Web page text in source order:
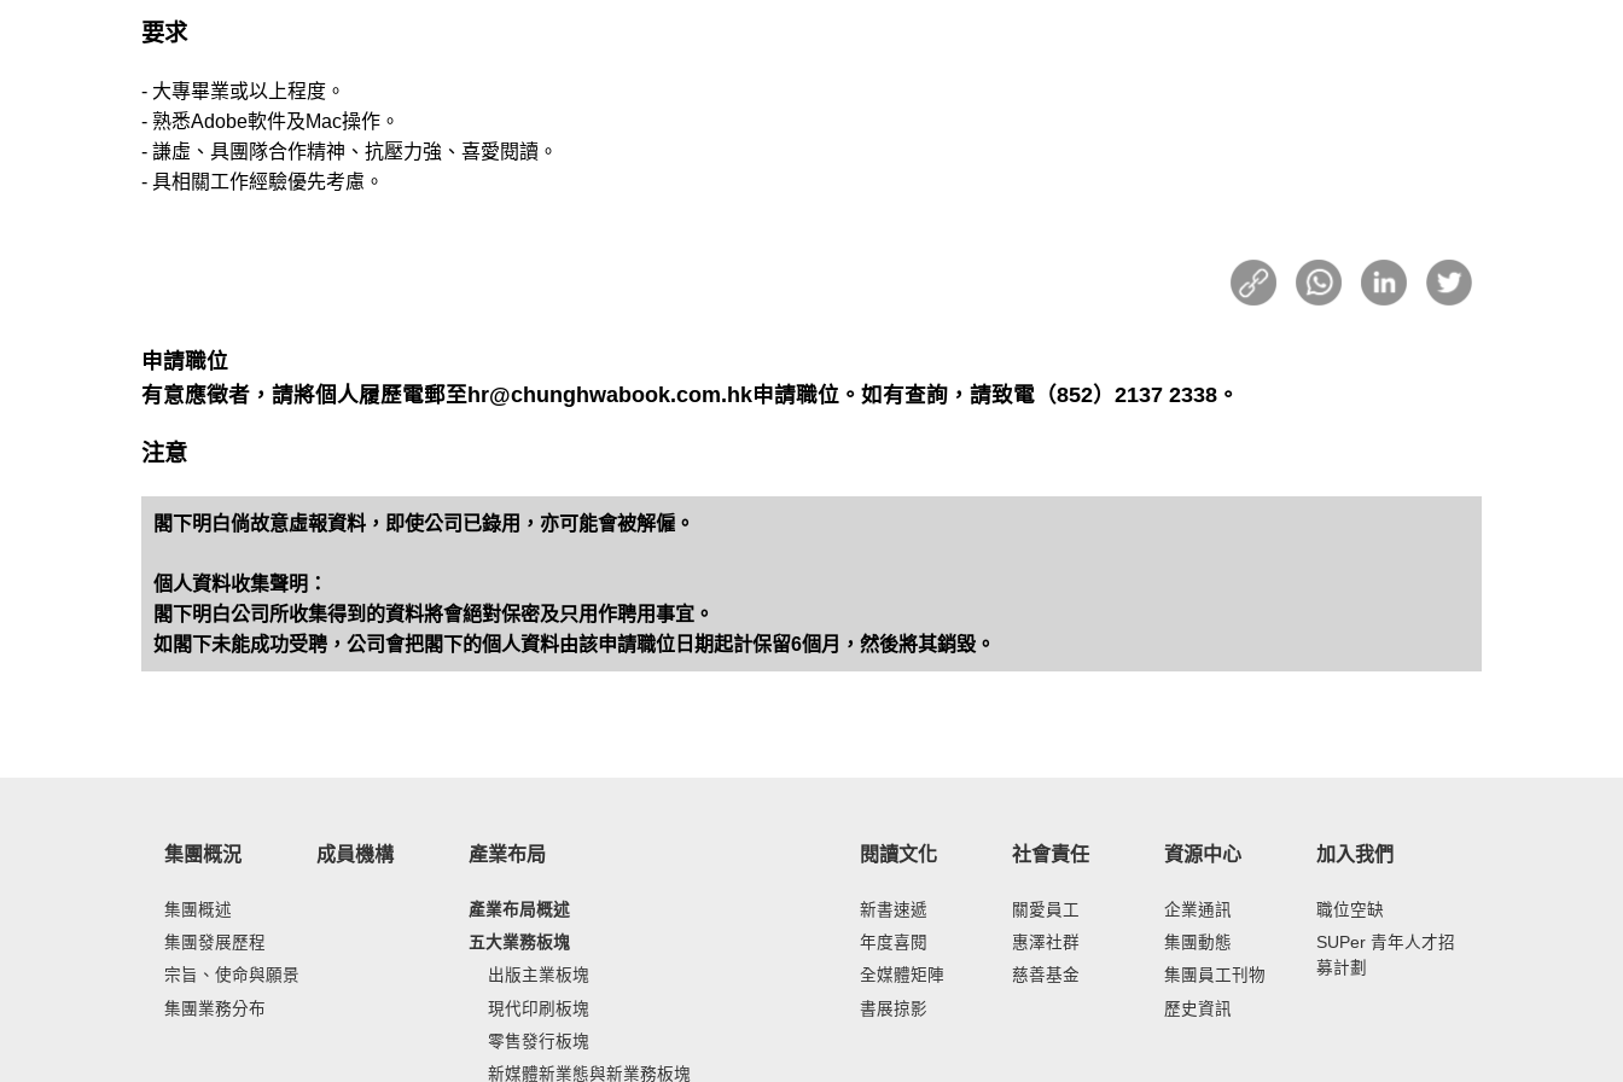
要求
- 大專畢業或以上程度。
- 熟悉Adobe軟件及Mac操作。
- 謙虛、具團隊合作精神、抗壓力強、喜愛閱讀。
- 具相關工作經驗優先考慮。
申請職位
有意應徵者，請將個人履歷電郵至hr@chunghwabook.com.hk申請職位。如有查詢，請致電（852）2137 2338。
注意
閣下明白倘故意虛報資料，即使公司已錄用，亦可能會被解僱。
個人資料收集聲明：
閣下明白公司所收集得到的資料將會絕對保密及只用作聘用事宜。
如閣下未能成功受聘，公司會把閣下的個人資料由該申請職位日期起計保留6個月，然後將其銷毀。
集團概況
集團概述
集團發展歷程
宗旨、使命與願景
集團業務分布
成員機構 產業布局
產業布局概述
五大業務板塊
出版主業板塊
現代印刷板塊
零售發行板塊
新媒體新業態與新業務板塊
閱讀文化
新書速遞
年度喜閱
全媒體矩陣
書展掠影
社會責任
關愛員工
惠澤社群
慈善基金
資源中心
企業通訊
集團動態
集團員工刊物
歷史資訊
加入我們
職位空缺
SUPer 青年人才招
募計劃